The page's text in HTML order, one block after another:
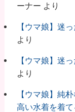
ーナー より
【ウマ娘】迷
より
【ウマ娘】迷
より
【ウマ娘】純
高い水着を着